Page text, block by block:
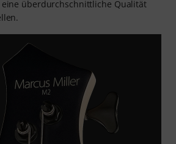
eine überdurchschnittliche Qualität